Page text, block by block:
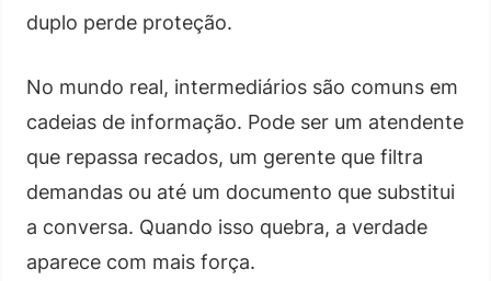
duplo perde proteção.
No mundo real, intermediários são comuns em
cadeias de informação. Pode ser um atendente
que repassa recados, um gerente que filtra
demandas ou até um documento que substitui
a conversa. Quando isso quebra, a verdade
aparece com mais força.